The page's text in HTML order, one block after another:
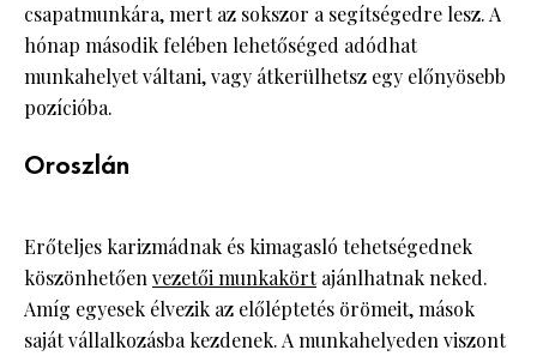
csapatmunkára, mert az sokszor a segítségedre lesz. A
hónap második felében lehetőséged adódhat
munkahelyet váltani, vagy átkerülhetsz egy előnyösebb
pozícióba.
Oroszlán
Erőteljes karizmádnak és kimagasló tehetségednek
köszönhetőenvezetői munkakörtajánlhatnak neked.
Amíg egyesek élvezik az előléptetés örömeit, mások
saját vállalkozásba kezdenek. A munkahelyeden viszont